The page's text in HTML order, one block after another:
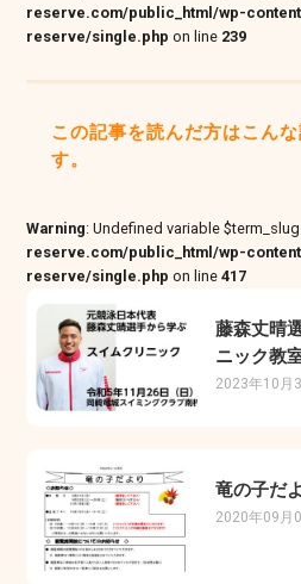
reserve.com/public_html/wp-
reserve/single.php on line 239
この記事を読んだ方はこん
す。
Warning: Undefined variable
reserve.com/public_html/wp-
reserve/single.php on line417
藤森丈晴
ニック教
2023年10月
竜の子だ
2020年09月